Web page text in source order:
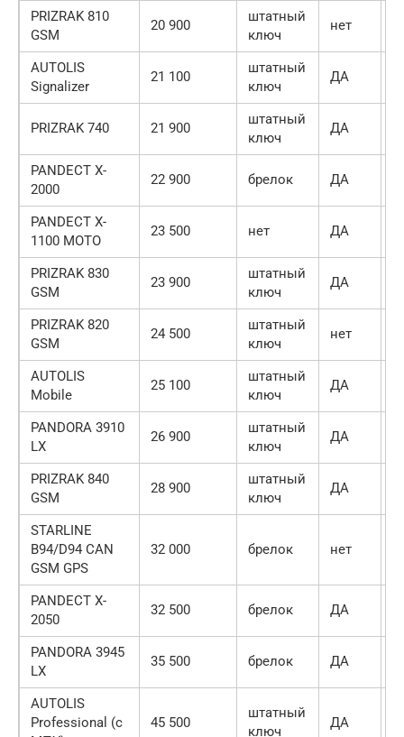
PRIZRAK 810
GSM
20 900
штатный
ключ
нет
AUTOLIS
Signalizer
21 100
штатный
ключ
ДА
PRIZRAK 740 21 900
штатный
ключ
ДА
PANDECT X-
2000
22 900 брелок ДА
PANDECT X-
1100 MOTO
23 500 нет ДА
PRIZRAK 830
GSM
23 900
штатный
ключ
ДА
PRIZRAK 820
GSM
24 500
штатный
ключ
нет
AUTOLIS
Mobile
25 100
штатный
ключ
ДА
PANDORA 3910
LX
26 900
штатный
ключ
ДА
PRIZRAK 840
GSM
28 900
штатный
ключ
ДА
STARLINE
B94/D94 CAN
GSM GPS
32 000 брелок нет
PANDECT X-
2050
32 500 брелок ДА
PANDORA 3945
LX
35 500 брелок ДА
AUTOLIS
Professional (с
45 500
штатный
ключ
ДА